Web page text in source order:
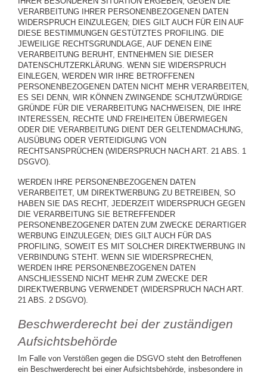
VERARBEITUNG IHRER PERSONENBEZOGENEN DATEN
WIDERSPRUCH EINZULEGEN; DIES GILT AUCH FÜR EIN AUF
DIESE BESTIMMUNGEN GESTÜTZTES PROFILING. DIE
JEWEILIGE RECHTSGRUNDLAGE, AUF DENEN EINE
VERARBEITUNG BERUHT, ENTNEHMEN SIE DIESER
DATENSCHUTZERKLÄRUNG. WENN SIE WIDERSPRUCH
EINLEGEN, WERDEN WIR IHRE BETROFFENEN
PERSONENBEZOGENEN DATEN NICHT MEHR VERARBEITEN,
ES SEI DENN, WIR KÖNNEN ZWINGENDE SCHUTZWÜRDIGE
GRÜNDE FÜR DIE VERARBEITUNG NACHWEISEN, DIE IHRE
INTERESSEN, RECHTE UND FREIHEITEN ÜBERWIEGEN
ODER DIE VERARBEITUNG DIENT DER GELTENDMACHUNG,
AUSÜBUNG ODER VERTEIDIGUNG VON
RECHTSANSPRÜCHEN (WIDERSPRUCH NACH ART. 21 ABS. 1
DSGVO).
WERDEN IHRE PERSONENBEZOGENEN DATEN
VERARBEITET, UM DIREKTWERBUNG ZU BETREIBEN, SO
HABEN SIE DAS RECHT, JEDERZEIT WIDERSPRUCH GEGEN
DIE VERARBEITUNG SIE BETREFFENDER
PERSONENBEZOGENER DATEN ZUM ZWECKE DERARTIGER
WERBUNG EINZULEGEN; DIES GILT AUCH FÜR DAS
PROFILING, SOWEIT ES MIT SOLCHER DIREKTWERBUNG IN
VERBINDUNG STEHT. WENN SIE WIDERSPRECHEN,
WERDEN IHRE PERSONENBEZOGENEN DATEN
ANSCHLIESSEND NICHT MEHR ZUM ZWECKE DER
DIREKTWERBUNG VERWENDET (WIDERSPRUCH NACH ART.
21 ABS. 2 DSGVO).
Beschwerderecht bei der zuständigen
Aufsichtsbehörde
Im Falle von Verstößen gegen die DSGVO steht den Betroffenen
ein Beschwerderecht bei einer Aufsichtsbehörde, insbesondere in